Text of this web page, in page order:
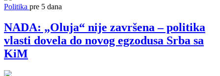
Politika pre 5 dana
NADA: „Oluja“ nije završena – politika
vlasti dovela do novog egzodusa Srba sa
KiM